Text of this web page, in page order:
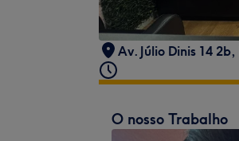
Av. Júlio Dinis 14
O nosso Trabalho